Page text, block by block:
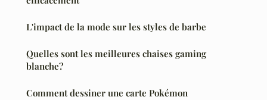
L'impact de la mode sur les styles de barbe
Quelles sont les meilleures chaises gaming
blanche?
Comment dessiner une carte Pokémon